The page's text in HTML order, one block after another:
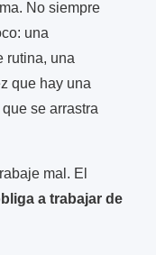
No siempre
una
rutina, una
que hay una
se arrastra
mal. El
a trabajar de